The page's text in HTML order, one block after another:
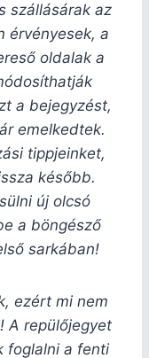
szállásárak az
érvényesek, a
oldalak a
a bejegyzést,
emelkedtek.
tippjeinket,
később.
új olcsó
a böngésző
sarkában!
ezért mi nem
A repülőjegyet
foglalni a fenti